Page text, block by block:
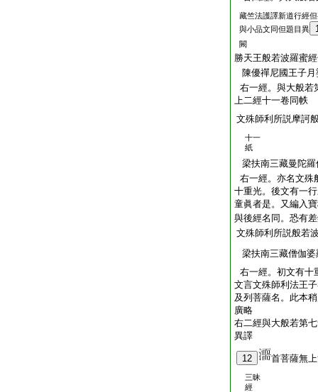
藏竺法護譯新道行經
與小品文同但題目異
闕
勝天王般若波羅蜜
陳優禪尼國王子
右一經。與大般若
上二經十一卷同帙
文殊師利所説摩訶
十一
紙
梁扶南三藏曼陀羅
右一經。亦名文殊
十重光。後文有一
童眞者是。又編入
與後經名同。恐有
文殊師利所説般若
梁扶南三藏僧伽婆
右一經。初文有十
文言文殊師利法王
及列菩薩名。此本
廣略
右二經與大般若第
異譯
12 首菩薩無
三昧
經